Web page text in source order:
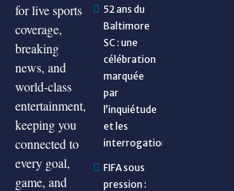
for live sports
coverage,
breaking
news, and
world-class
entertainment,
keeping you
connected to
every goal,
game, and
52 ans du
Baltimore
SC : une
célébration
marquée
par
l’inquiétude
et les
interrogations
FIFA sous
pression :